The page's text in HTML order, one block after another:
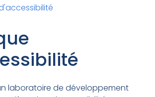
laboratoire de développement